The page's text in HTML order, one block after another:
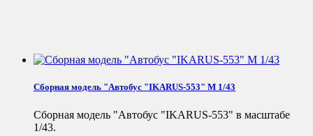
Сборная модель "Автобус "IKARUS-553" М 1/43
Сборная модель "Автобус "IKARUS-553" в масштабе
1/43.